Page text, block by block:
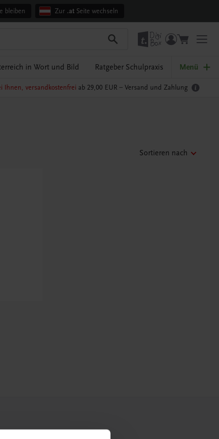
bleiben Zur .atSeite wechseln
in Wort und Bild Ratgeber Schulpraxis Menü
Ihnen, versandkostenfrei ab 29,00 EUR – Versand und Zahlung
Sortieren nach